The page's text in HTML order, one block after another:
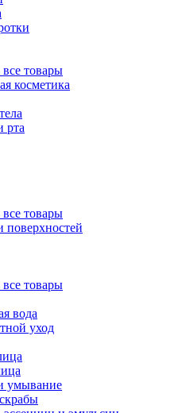
товары
косметика
рта
товары
поверхностей
товары
вода
уход
умывание